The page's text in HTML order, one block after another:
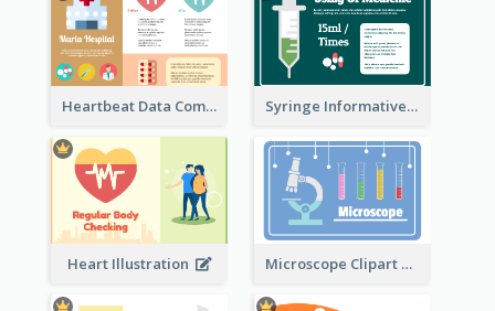
Heartbeat Data Comparison Syringe Informative Clipart
Heart Illustration Microscope Clipart With Test Tube